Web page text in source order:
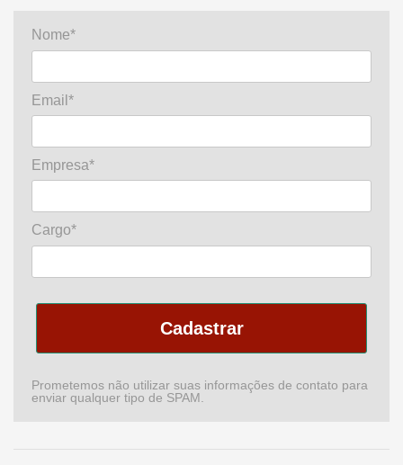
Nome*
Email*
Empresa*
Cargo*
Cadastrar
Prometemos não utilizar suas informações de contato para
enviar qualquer tipo de SPAM.